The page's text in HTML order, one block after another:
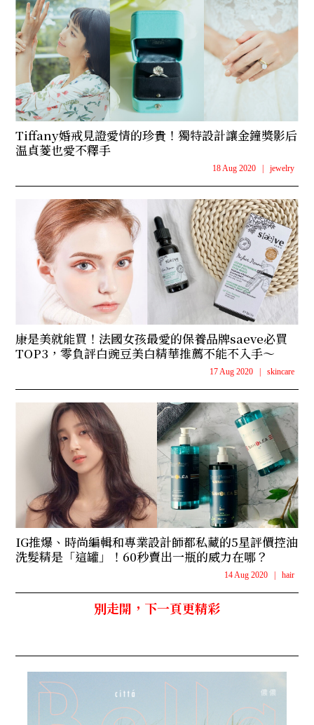
Tiffany婚戒見證愛情的珍貴！獨特設計讓金鐘獎影后
温貞菱也愛不釋手
18 Aug 2020 jewelry
康是美就能買！法國女孩最愛的保養品牌saeve必買
TOP3，零負評白豌豆美白精華推薦不能不入手～
17 Aug 2020 skincare
IG推爆、時尚編輯和專業設計師都私藏的5星評價控油
洗髮精是「這罐」！60秒賣出一瓶的威力在哪？
14 Aug 2020 hair
別走開，下一頁更精彩